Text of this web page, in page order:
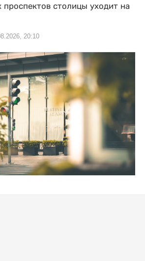
проспектов столицы уходит на
20:10